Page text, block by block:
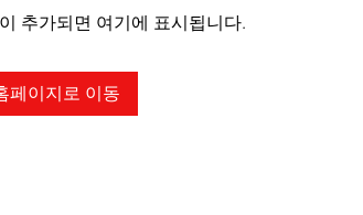
추가되면 여기에 표시됩니다.
페이지로 이동